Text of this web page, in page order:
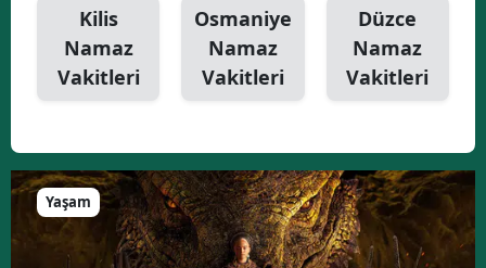
Kilis
Namaz
Vakitleri
Osmaniye
Namaz
Vakitleri
Düzce
Namaz
Vakitleri
Yaşam